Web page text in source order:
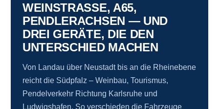
WEINSTRASSE, A65, P
ENDLERACHSEN — UND D
REI GERÄTE, DIE DEN U
NTERSCHIED MACHEN
Von Landau über Neustadt bis an die Rheinebene
reicht die Südpfalz – Weinbau, Tourismus,
Pendelverkehr Richtung Karlsruhe und
Ludwigshafen. So verschieden die Fahrzeuge